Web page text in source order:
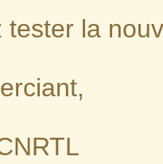
tester la